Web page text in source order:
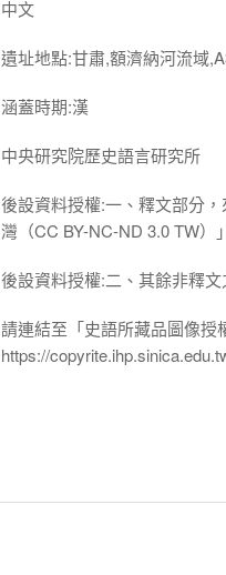
中文
遺址地點:甘肅,額濟納河流域
涵蓋時期:漢
中央研究院歷史語言研究所
後設資料授權:一、釋文部分
灣（CC BY-NC-ND 3.0 TW）
後設資料授權:二、其餘非釋
請連結至「史語所藏品圖像授
https://